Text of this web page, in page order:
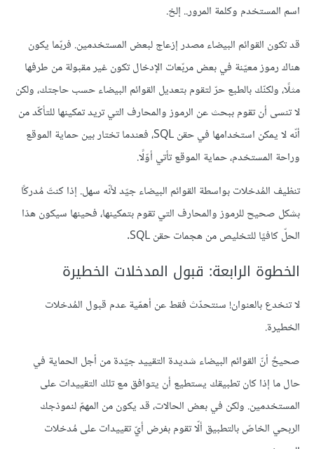
اسم المستخدم وكلمة المرور.. إلخ.
قد تكون القوائم البيضاء مصدر إزعاج لبعض المستخدمين. فربّما يكون
هناك رموز معيّنة في بعض مربّعات الإدخال تكون غير مقبولة من طرفها
مثلًا، ولكنّك بالطبع حرّ لتقوم بتعديل القوائم البيضاء حسب حاجتك، ولكن
لا تنسى أن تقوم ببحث عن الرموز والمحارف التي تريد تمكينها للتأكّد من
أنّه لا يمكن استخدامها في حقن SQL، فعندما تختار بين حماية الموقع
وراحة المستخدم، حماية الموقع تأتي أوّلًا.
تنظيف المُدخلات بواسطة القوائم البيضاء جيّد لأنّه سهل. إذا كنتَ مُدركًا
بشكل صحيح للرموز والمحارف التي تقوم بتمكينها، فحينها سيكون هذا
الحلّ كافيًا للتخليص من هجمات حقن SQL.
الخطوة الرابعة: قبول المدخلات الخطيرة
لا تنخدع بالعنوان! سنتحدّث فقط عن أهمّية عدم قبول المُدخلات
الخطيرة.
صحيحٌ أنّ القوائم البيضاء شديدة التقييد جيّدة من أجل الحماية في
حال ما إذا كان تطبيقك يستطيع أن يتوافق مع تلك التقييدات على
المستخدمين. ولكن في بعض الحالات، قد يكون من المهمّ لنموذجك
الربحي الخاصّ بالتطبيق ألّا تقوم بفرض أيّ تقييدات على مُدخلات